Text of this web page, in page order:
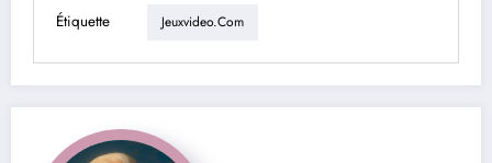
Étiquette Jeuxvideo.com